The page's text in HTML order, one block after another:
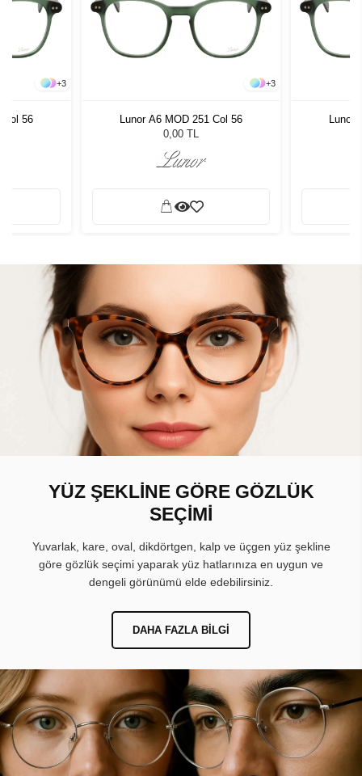
+3
Col 56
+3
Lunor A6 MOD 251 Col 56
0,00 TL
Lunor
YÜZ ŞEKLİNE GÖRE GÖZLÜK
SEÇİMİ
Yuvarlak, kare, oval, dikdörtgen, kalp ve üçgen yüz şekline
göre gözlük seçimi yaparak yüz hatlarınıza en uygun ve
dengeli görünümü elde edebilirsiniz.
DAHA FAZLA BILGI